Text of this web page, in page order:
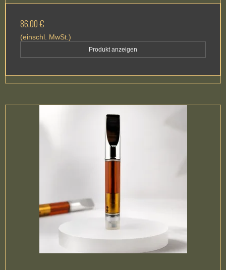
86,00 €
(einschl. MwSt.)
Produkt anzeigen